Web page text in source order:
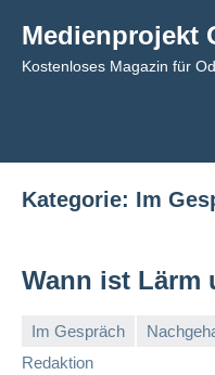
Inhalt
springen
Medienprojekt
Kostenloses Magazin für
Kategorie: Im
Wann ist Lärm
Im Gespräch
Redaktion